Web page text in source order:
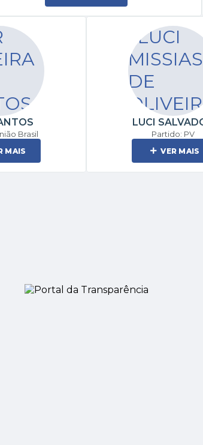
Brasil
MAIS
LUCI
Partido: PV
VER MAIS